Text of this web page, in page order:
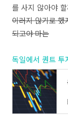
를 사지 않아야
이러지 않기로 했
되고야 마는
독일에서 퀀트 투